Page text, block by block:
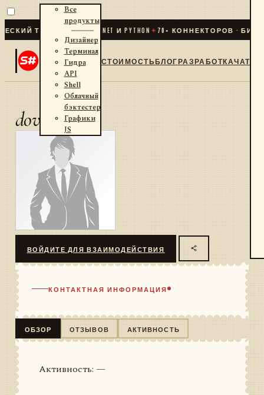
ТРЕЙДИНГ ДЛЯ .NET И PYTHON✦70+ КОННЕКТОРОВ ·
Все
продукты
Дизайнер
Терминал
Гидра
API
Shell
Облачный
бэктестер
Графики
JS
СТОИМОСТЬБЛОГРАЗРАБОТКАЧАТ
dovner
ВОЙДИТЕ ДЛЯ ВЗАИМОДЕЙСТВИЯ
КОНТАКТНАЯ ИНФОРМАЦИЯ
ОБЗОР ОТЗЫВОВ АКТИВНОСТЬ
Активность: —